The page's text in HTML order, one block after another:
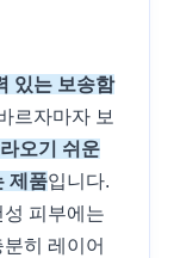
있는 보송함
르자마자 보
오기 쉬운
제품입니다.
피부에는
히 레이어